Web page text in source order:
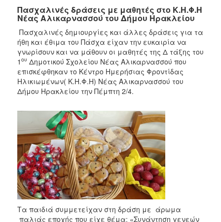
ΕΠΙΣΚΕΠΤΗΣ
ΗΡΑΚΛΕΙΟ
Πασχαλινές δράσεις με μαθητές στο Κ.Η.Φ.Η
Νέας Αλικαρνασσού του Δήμου Ηρακλείου
Πασχαλινές δημιουργίες και άλλες δράσεις για τα
ήθη και έθιμα του Πάσχα είχαν την ευκαιρία να
γνωρίσουν και να μάθουν οι μαθητές της Δ τάξης του
1 ου Δημοτικού Σχολείου Νέας Αλικαρνασσού που
επισκέφθηκαν το Κέντρο Ημερήσιας Φροντίδας
Ηλικιωμένων( Κ.Η.Φ.Η) Νέας Αλικαρνασσού του
Δήμου Ηρακλείου την Πέμπτη 2/4.
Τα παιδιά συμμετείχαν στη δράση με άρωμα
παλιάς εποχής που είχε θέμα: «Συνάντηση γενεών